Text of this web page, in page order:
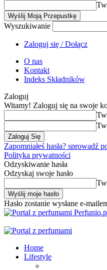
Wyszukiwanie
Zaloguj się / Dołącz
O nas
Kontakt
Indeks Składników
Zaloguj
Witamy! Zaloguj się na swoje
Zapomniałeś hasła? sprowadź
Polityka prywatności
Odzyskiwanie hasła
Odzyskaj swoje hasło
Hasło zostanie wysłane e-
Home
Lifestyle